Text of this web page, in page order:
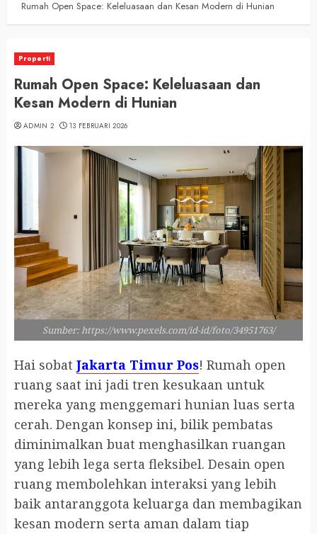
Rumah Open Space: Keleluasaan dan Kesan Modern di Hunian
Properti
Rumah Open Space: Keleluasaan dan
Kesan Modern di Hunian
ADMIN 2 13 FEBRUARI 2026
Sumber: https://www.pexels.com/id-id/foto/34951763/
Hai sobat Jakarta Timur Pos! Rumah open
ruang saat ini jadi tren kesukaan untuk
mereka yang menggemari hunian luas serta
cerah. Dengan konsep ini, bilik pembatas
diminimalkan buat menghasilkan ruangan
yang lebih lega serta fleksibel. Desain open
ruang membolehkan interaksi yang lebih
baik antaranggota keluarga dan membagikan
kesan modern serta aman dalam tiap